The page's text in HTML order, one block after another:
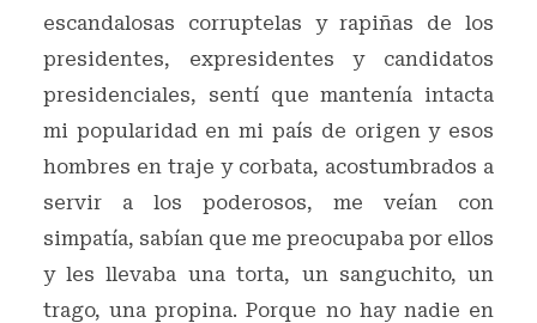
escandalosas corruptelas y rapiñas de los
presidentes, expresidentes y candidatos
presidenciales, sentí que mantenía intacta
mi popularidad en mi país de origen y esos
hombres en traje y corbata, acostumbrados a
servir a los poderosos, me veían con
simpatía, sabían que me preocupaba por ellos
y les llevaba una torta, un sanguchito, un
trago, una propina. Porque no hay nadie en